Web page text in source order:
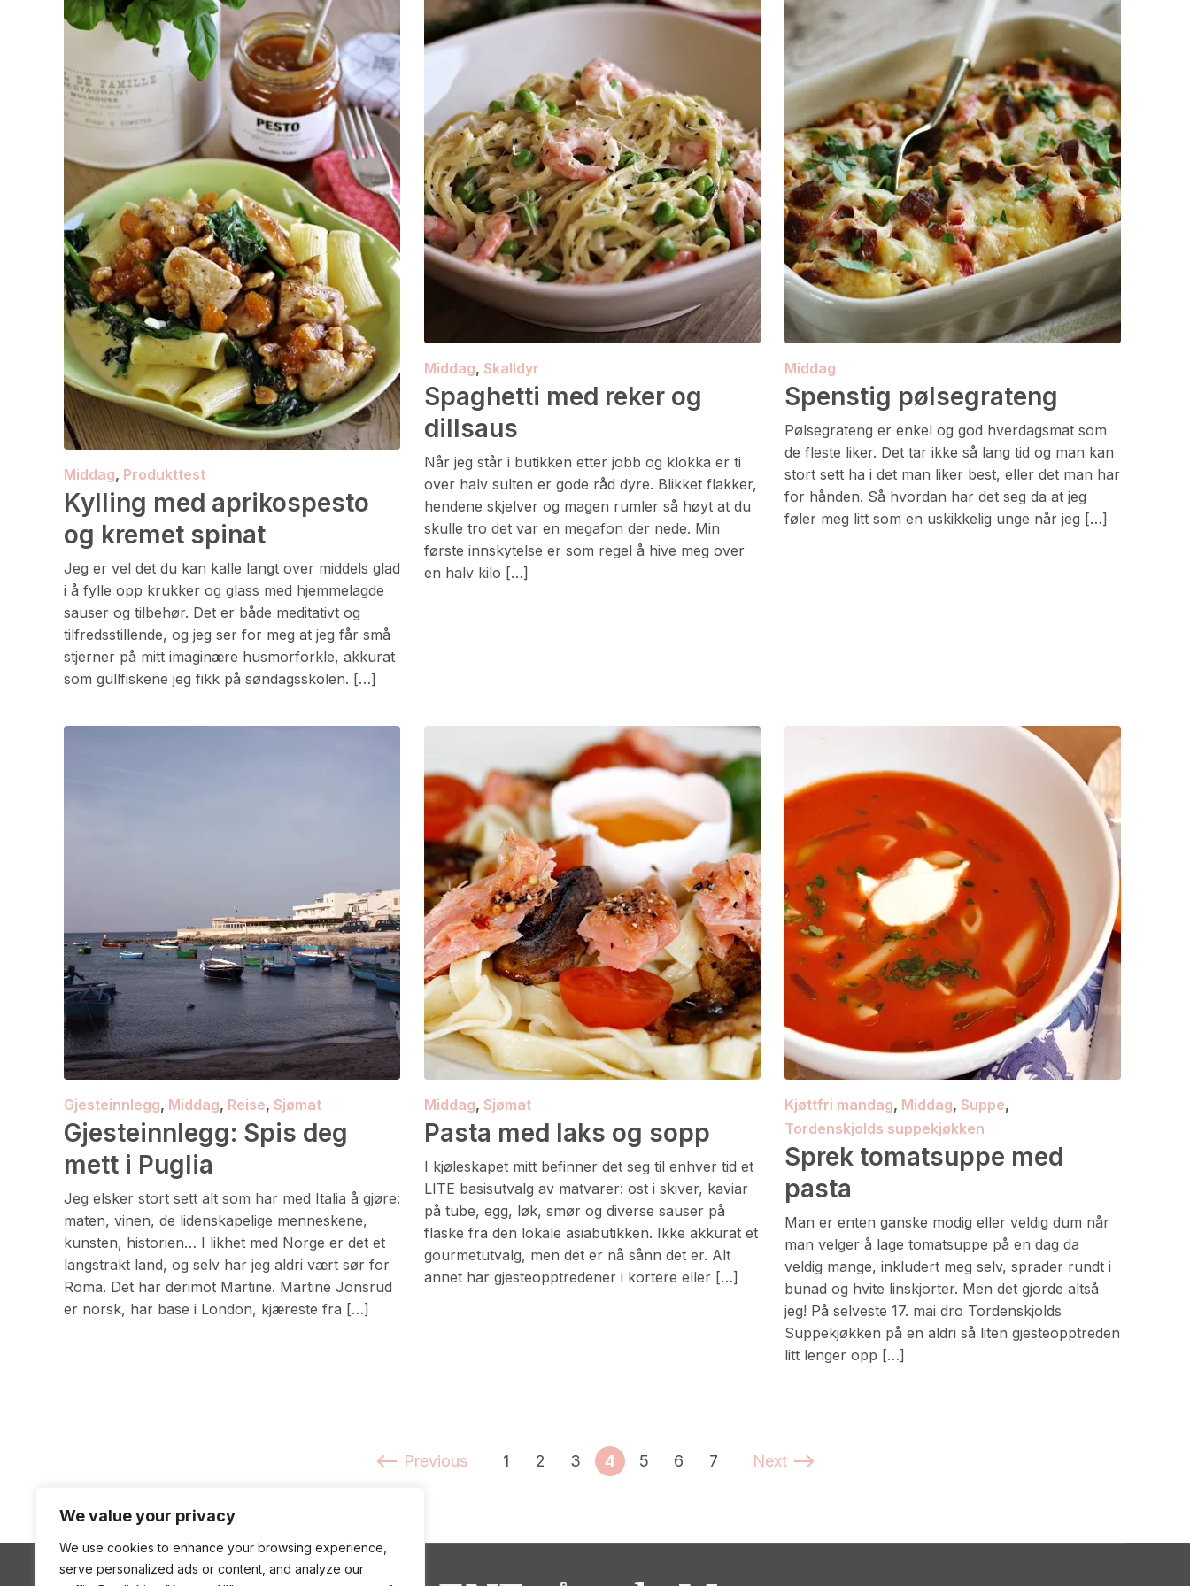
We value your privacy
We use cookies to enhance your browsing experience,
serve personalized ads or content, and analyze our
Middag, Produkttest
Kylling med aprikospesto
og kremet spinat
Jeg er vel det du kan kalle langt over middels glad
i å fylle opp krukker og glass med hjemmelagde
sauser og tilbehør. Det er både meditativt og
tilfredsstillende, og jeg ser for meg at jeg får små
stjerner på mitt imaginære husmorforkle, akkurat
som gullfiskene jeg fikk på søndagsskolen. […]
Middag, Skalldyr
Spaghetti med reker og
dillsaus
Når jeg står i butikken etter jobb og klokka er ti
over halv sulten er gode råd dyre. Blikket flakker,
hendene skjelver og magen rumler så høyt at du
skulle tro det var en megafon der nede. Min
første innskytelse er som regel å hive meg over
en halv kilo […]
Middag
Spenstig pølsegrateng
Pølsegrateng er enkel og god hverdagsmat som
de fleste liker. Det tar ikke så lang tid og man kan
stort sett ha i det man liker best, eller det man har
for hånden. Så hvordan har det seg da at jeg
føler meg litt som en uskikkelig unge når jeg […]
Gjesteinnlegg, Middag, Reise, Sjømat
Gjesteinnlegg: Spis deg
mett i Puglia
Jeg elsker stort sett alt som har med Italia å gjøre:
maten, vinen, de lidenskapelige menneskene,
kunsten, historien… I likhet med Norge er det et
langstrakt land, og selv har jeg aldri vært sør for
Roma. Det har derimot Martine. Martine Jonsrud
er norsk, har base i London, kjæreste fra […]
Middag, Sjømat
Pasta med laks og sopp
I kjøleskapet mitt befinner det seg til enhver tid et
LITE basisutvalg av matvarer: ost i skiver, kaviar
på tube, egg, løk, smør og diverse sauser på
flaske fra den lokale asiabutikken. Ikke akkurat et
gourmetutvalg, men det er nå sånn det er. Alt
annet har gjesteopptredener i kortere eller […]
Kjøttfri mandag, Middag, Suppe,
Tordenskjolds suppekjøkken
Sprek tomatsuppe med
pasta
Man er enten ganske modig eller veldig dum når
man velger å lage tomatsuppe på en dag da
veldig mange, inkludert meg selv, sprader rundt i
bunad og hvite linskjorter. Men det gjorde altså
jeg! På selveste 17. mai dro Tordenskjolds
Suppekjøkken på en aldri så liten gjesteopptreden
litt lenger opp […]
Previous 1 2 3 4 5 6 7 Next